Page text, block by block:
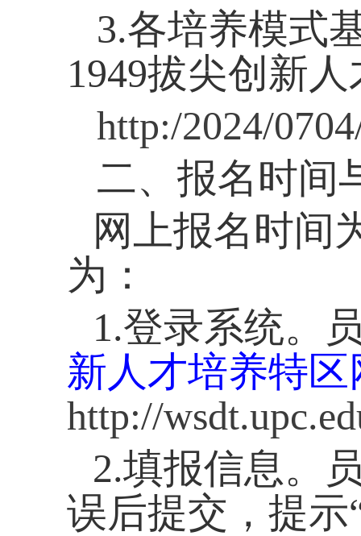
3.各培养模式
1949拔尖创新
http:/2024/
二、报名时间
网上报名时间
为：
1.登录系统。
新人才培养特
http://
2.填报信息。
误后提交，提示